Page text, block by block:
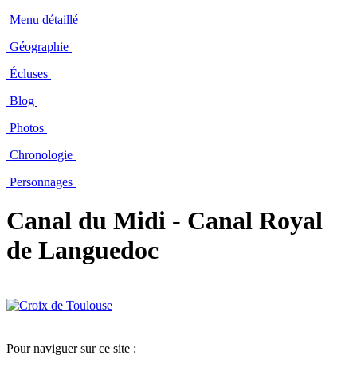
Menu détaillé
Géographie
Écluses
Blog
Photos
Chronologie
Personnages
Canal du Midi - Canal Royal
de Languedoc
Pour naviguer sur ce site :